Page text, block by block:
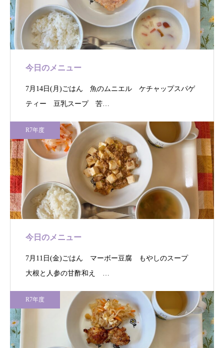
今日のメニュー
7月14日(月)ごはん 魚のムニエル ケチャップスパゲ
ティー 豆乳スープ 苦…
R7年度
今日のメニュー
7月11日(金)ごはん マーボー豆腐 もやしのスープ
大根と人参の甘酢和え …
R7年度